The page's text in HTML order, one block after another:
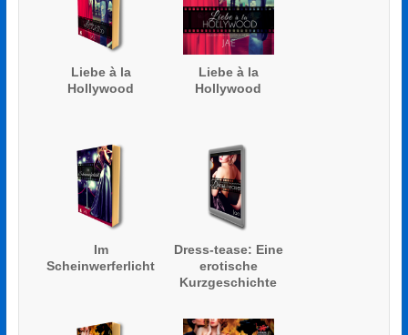
Liebe à la
Hollywood
Liebe à la
Hollywood
Im
Scheinwerferlicht
Dress-tease: Eine
erotische
Kurzgeschichte